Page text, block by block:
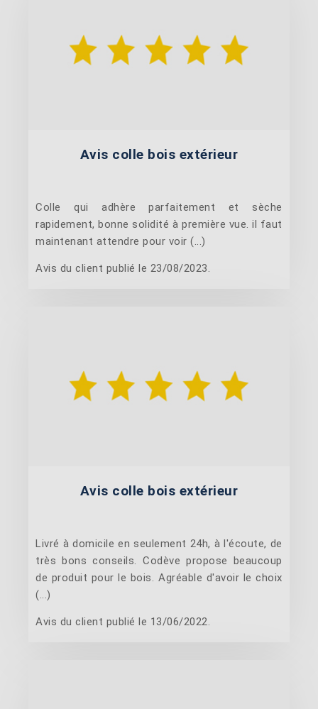
Avis colle bois extérieur
Colle qui adhère parfaitement et sèche
rapidement, bonne solidité à première vue. il faut
maintenant attendre pour voir (...)
Avis du client publié le 23/08/2023.
Avis colle bois extérieur
Livré à domicile en seulement 24h, à l'écoute, de
très bons conseils. Codève propose beaucoup
de produit pour le bois. Agréable d'avoir le choix
(...)
Avis du client publié le 13/06/2022.